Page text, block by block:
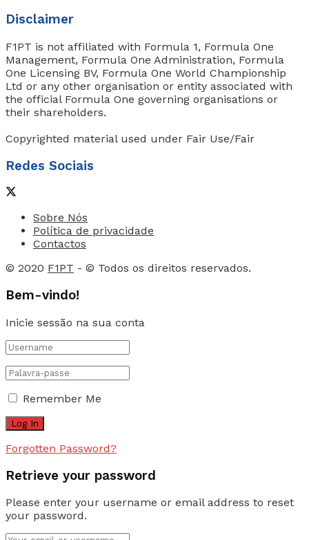
Disclaimer
F1PT is not affiliated with Formula 1, Formula One
Management, Formula One Administration, Formula
One Licensing BV, Formula One World Championship
Ltd or any other organisation or entity associated with
the official Formula One governing organisations or
their shareholders.
Copyrighted material used under Fair Use/Fair
Redes Sociais
Sobre Nós
Política de privacidade
Contactos
© 2020 F1PT - © Todos os direitos reservados.
Bem-vindo!
Inicie sessão na sua conta
Remember Me
Forgotten Password?
Retrieve your password
Please enter your username or email address to reset
your password.